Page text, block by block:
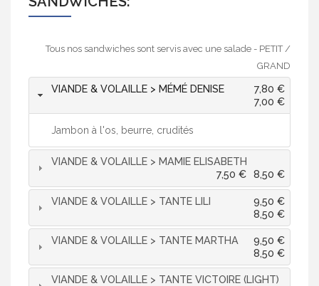
Tous nos sandwiches sont servis avec une salade - PETIT /
GRAND
VIANDE & VOLAILLE > MÉMÉ DENISE
7,80 €
7,00 €
Jambon à l'os, beurre, crudités
VIANDE & VOLAILLE > MAMIE ELISABETH
8,50 €
7,50 €
VIANDE & VOLAILLE > TANTE LILI
9,50 €
8,50 €
VIANDE & VOLAILLE > TANTE MARTHA
9,50 €
8,50 €
VIANDE & VOLAILLE > TANTE VICTOIRE (LIGHT)